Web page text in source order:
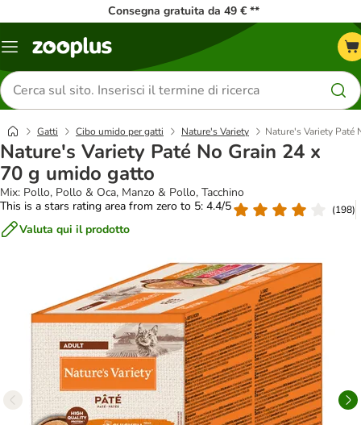
Consegna gratuita da 49 € **
Overview
Cerca
prodotti
Gatti Cibo umido per gatti Nature's Variety Nature's Variety Paté
Nature's Variety Paté No Grain 24 x
70 g umido gatto
Mix: Pollo, Pollo & Oca, Manzo & Pollo, Tacchino
This is a stars rating area from zero to 5: 4.4/5
(198)
Valuta qui il prodotto